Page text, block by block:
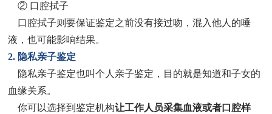
② 口腔拭子
口腔拭子则要保证鉴定之前没有接过吻，混入他人的唾
液，也可能影响结果。
2. 隐私亲子鉴定
隐私亲子鉴定也叫个人亲子鉴定，目的就是知道和子女的
血缘关系。
你可以选择到鉴定机构让工作人员采集血液或者口腔样